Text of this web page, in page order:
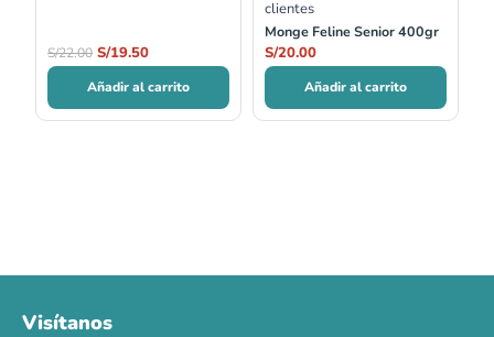
S/22.00 S/19.50
Añadir al carrito
clientes
Monge Feline Senior 400gr
S/20.00
Añadir al carrito
Visítanos